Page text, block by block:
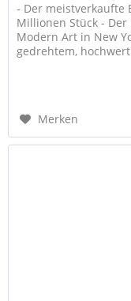
- Der meistverkaufte
Millionen Stück -
Modern Art in New
gedrehtem,
Merken